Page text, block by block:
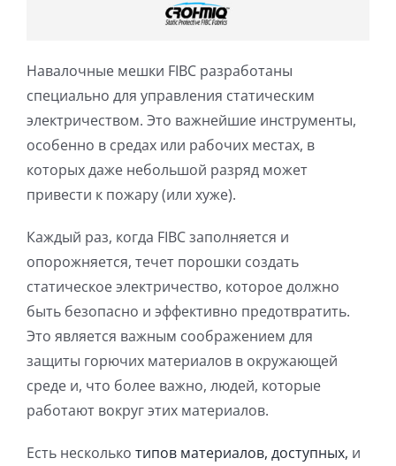
Навалочные мешки FIBC разработаны
специально для управления статическим
электричеством. Это важнейшие инструменты,
особенно в средах или рабочих местах, в
которых даже небольшой разряд может
привести к пожару (или хуже).
Каждый раз, когда FIBC заполняется и
опорожняется, течет порошки создать
статическое электричество, которое должно
быть безопасно и эффективно предотвратить.
Это является важным соображением для
защиты горючих материалов в окружающей
среде и, что более важно, людей, которые
работают вокруг этих материалов.
Есть несколько типов материалов, доступных, и